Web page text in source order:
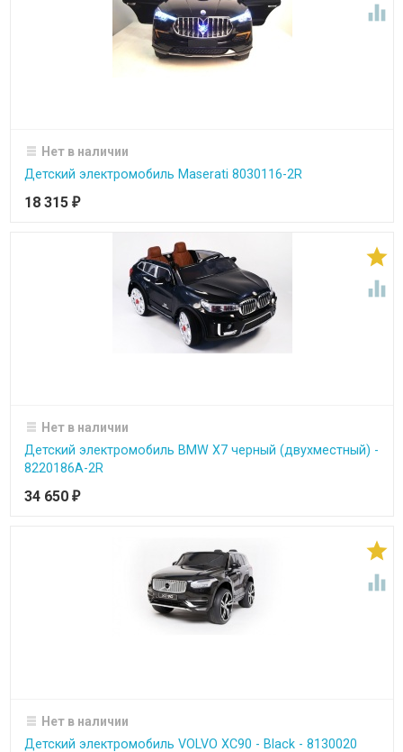

Нет в наличии
Детский электромобиль Maserati 8030116-2R
18 315 ₽


Нет в наличии
Детский электромобиль BMW X7 черный (двухместный) -
8220186A-2R
34 650 ₽


Нет в наличии
Детский электромобиль VOLVO XC90 - Black - 8130020